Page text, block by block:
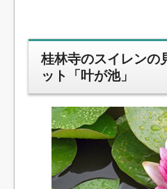
桂林寺のスイレンの
ット「叶が池」